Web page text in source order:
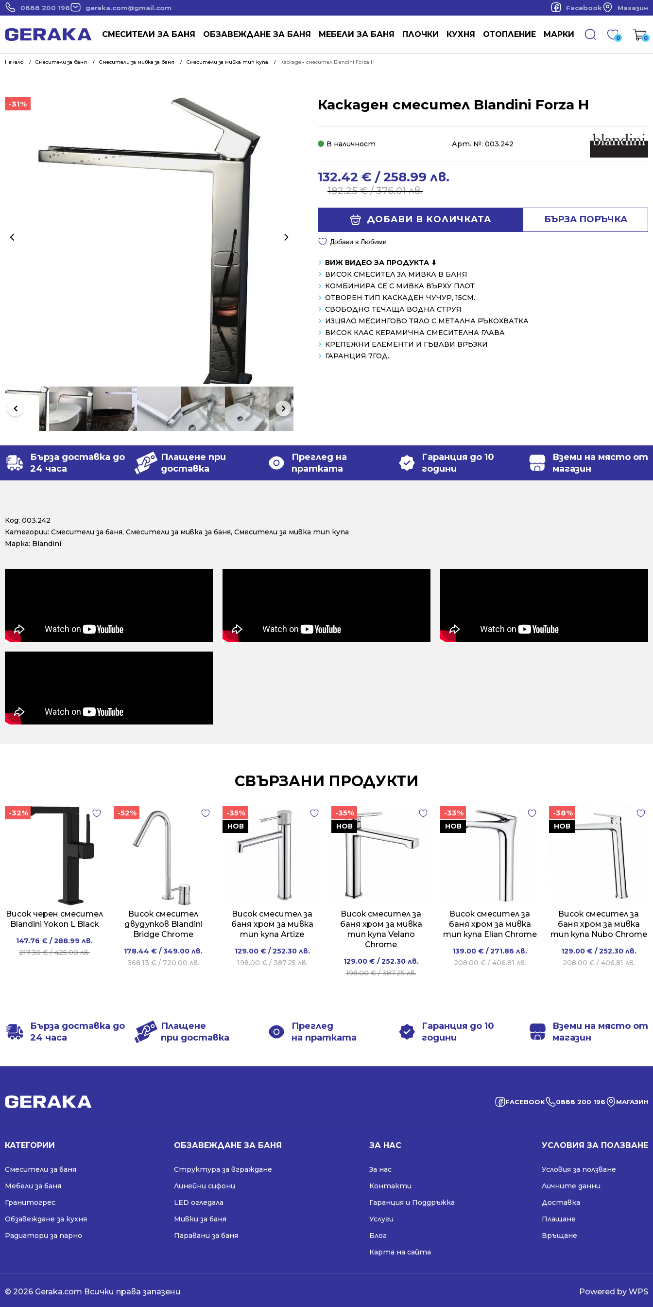
0888 200 196 geraka.com@gmail.com Facebook Магазин
СМЕСИТЕЛИ ЗА БАНЯ ОБЗАВЕЖДАНЕ ЗА БАНЯ МЕБЕЛИ ЗА БАНЯ ПЛОЧКИ КУХНЯ ОТОПЛЕНИЕ МАРКИ 0 0
Начало Смесители за баня Смесители за мивка за баня Смесители за мивка тип купа Каскаден смесител Blandini Forza H
-31%
-31% Каскаден смесител Blandini Forza H
В наличност Арт. №: 003.242
192.25€/ 376.01 лв.
Original
price
376.01 лв..
132.42 € / 258.99 лв.
Current
price
258.99 лв..
ДОБАВИ В КОЛИЧКАТА БЪРЗА ПОРЪЧКА
Добави в Любими
ВИЖ ВИДЕО ЗА ПРОДУКТА ⬇
ВИСОК СМЕСИТЕЛ ЗА МИВКА В БАНЯ
КОМБИНИРА СЕ С МИВКА ВЪРХУ ПЛОТ
ОТВОРЕН ТИП КАСКАДЕН ЧУЧУР, 15СМ.
СВОБОДНО ТЕЧАЩА ВОДНА СТРУЯ
ИЗЦЯЛО МЕСИНГОВО ТЯЛО С МЕТАЛНА РЪКОХВАТКА
ВИСОК КЛАС КЕРАМИЧНА СМЕСИТЕЛНА ГЛАВА
КРЕПЕЖНИ ЕЛЕМЕНТИ И ГЪВАВИ ВРЪЗКИ
ГАРАНЦИЯ 7ГОД.
Бърза доставка до
24 часа
Плащене при
доставка
Преглед на
пратката
Гаранция до 10
години
Вземи на място от
магазин
Код: 003.242
Категории: Смесители за баня, Смесители за мивка за баня, Смесители за мивка тип купа
Марка: Blandini
СВЪРЗАНИ ПРОДУКТИ
-32%
Висок черен смесител
Blandini Yokon L Black
217.30€/ 425.00 лв.
Original
price
147.76 € / 288.99 лв.
Current
price
-52%
Висок смесител
двудупков Blandini
Bridge Chrome
368.13€/ 720.00 лв.
Original
price
178.44 € / 349.00 лв.
Current
price
НОВ
-35%
Висок смесител за
баня хром за мивка
тип купа Artize
198.00€/ 387.25 лв.
Original
price
129.00 € / 252.30 лв.
Current
price
НОВ
-35%
Висок смесител за
баня хром за мивка
тип купа Velano
Chrome
198.00€/ 387.25 лв.
Original
price
129.00 € / 252.30 лв.
Current
price
НОВ
-33%
Висок смесител за
баня хром за мивка
тип купа Elian Chrome
208.00€/ 406.81 лв.
Original
price
139.00 € / 271.86 лв.
Current
price
НОВ
-38%
Висок смесител за
баня хром за мивка
тип купа Nubo Chrome
208.00€/ 406.81 лв.
Original
price
129.00 € / 252.30 лв.
Current
price
Бърза доставка до
24 часа
Плащене
при доставка
Преглед
на пратката
Гаранция до 10
години
Вземи на място от
магазин
FACEBOOK 0888 200 196 МАГАЗИН
КАТЕГОРИИ
Смесители за баня
Мебели за баня
Гранитогрес
Обзавеждане за кухня
Радиатори за парно
ОБЗАВЕЖДАНЕ ЗА БАНЯ
Структура за вграждане
Линейни сифони
LED огледала
Мивки за баня
Паравани за баня
ЗА НАС
За нас
Контакти
Гаранция и Поддръжка
Услуги
Блог
Карта на сайта
УСЛОВИЯ ЗА ПОЛЗВАНЕ
Условия за ползване
Личните данни
Доставка
Плащане
Връщане
© 2026 Geraka.com Всички права запазени Powered by WPS